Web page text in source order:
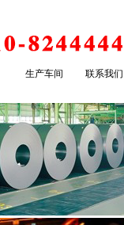
生产车间 联系我们